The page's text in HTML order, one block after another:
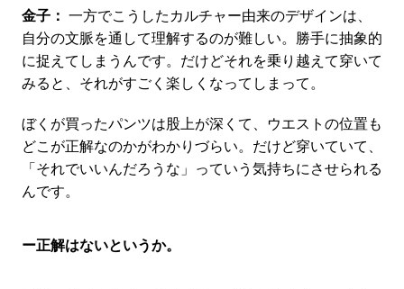
金子： 一方でこうしたカルチャー由来のデザインは、
自分の文脈を通して理解するのが難しい。勝手に抽象的
に捉えてしまうんです。だけどそれを乗り越えて穿いて
みると、それがすごく楽しくなってしまって。
ぼくが買ったパンツは股上が深くて、ウエストの位置も
どこが正解なのかがわかりづらい。だけど穿いていて、
「それでいいんだろうな」っていう気持ちにさせられる
んです。
ー正解はないというか。